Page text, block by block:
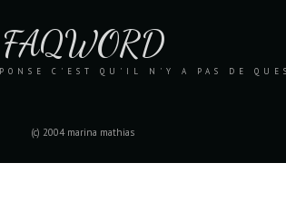
FAQWORD
C'EST QU'IL N'Y A PAS DE
(c) 2004 marina mathias